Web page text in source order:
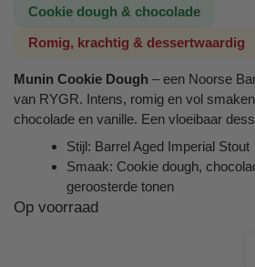
Cookie dough & chocolade
Romig, krachtig & dessertwaardig
Munin Cookie Dough – een Noorse
van RYGR. Intens, romig en vol
chocolade en vanille. Een vloeibaar
Stijl: Barrel Aged Imperial Stout
Smaak: Cookie dough,
geroosterde tonen
Op voorraad